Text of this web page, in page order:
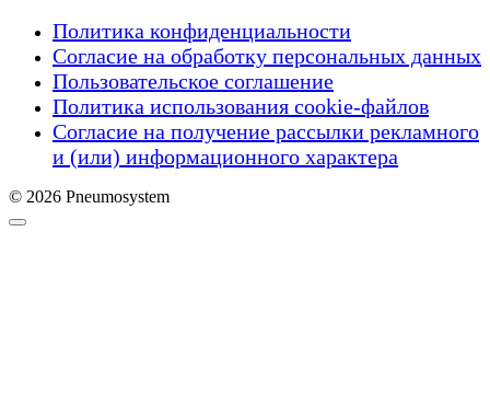
Политика конфиденциальности
Согласие на обработку персональных данных
Пользовательское соглашение
Политика использования cookie-файлов
Согласие на получение рассылки рекламного
и (или) информационного характера
© 2026 Pneumosystem